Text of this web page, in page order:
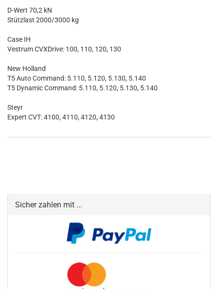
D-Wert 70,2 kN
Stützlast 2000/3000 kg
Case IH
Vestrum CVXDrive: 100, 110, 120, 130
New Holland
T5 Auto Command: 5.110, 5.120, 5.130, 5.140
T5 Dynamic Command: 5.110, 5.120, 5.130, 5.140
Steyr
Expert CVT: 4100, 4110, 4120, 4130
Sicher zahlen mit ...